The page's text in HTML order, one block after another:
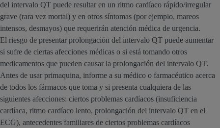
del intervalo QT puede resultar en un ritmo cardíaco rápido/irregular
grave (rara vez mortal) y en otros síntomas (por ejemplo, mareos
intensos, desmayos) que requerirán atención médica de urgencia.
El riesgo de presentar prolongación del intervalo QT puede aumentar
si sufre de ciertas afecciones médicas o si está tomando otros
medicamentos que pueden causar la prolongación del intervalo QT.
Antes de usar primaquina, informe a su médico o farmacéutico acerca
de todos los fármacos que toma y si presenta cualquiera de las
siguientes afecciones: ciertos problemas cardíacos (insuficiencia
cardíaca, ritmo cardíaco lento, prolongación del intervalo QT en el
ECG), antecedentes familiares de ciertos problemas cardíacos